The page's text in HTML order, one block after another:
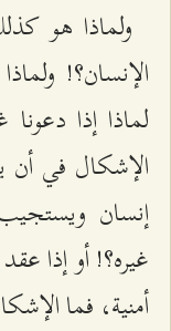
ولماذا هو
الإنسان؟!
لماذا إذا
الإشكال في أن
إنسان
غيره؟! أو إذا
أمنية، فما